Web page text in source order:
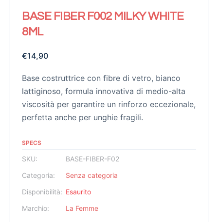
BASE FIBER F002 MILKY WHITE
8ML
€14,90
Base costruttrice con fibre di vetro, bianco
lattiginoso, formula innovativa di medio-alta
viscosità per garantire un rinforzo eccezionale,
perfetta anche per unghie fragili.
SPECS
SKU:
BASE-FIBER-F02
Categoria:
Senza categoria
Disponibilità: Esaurito
Marchio:
La Femme